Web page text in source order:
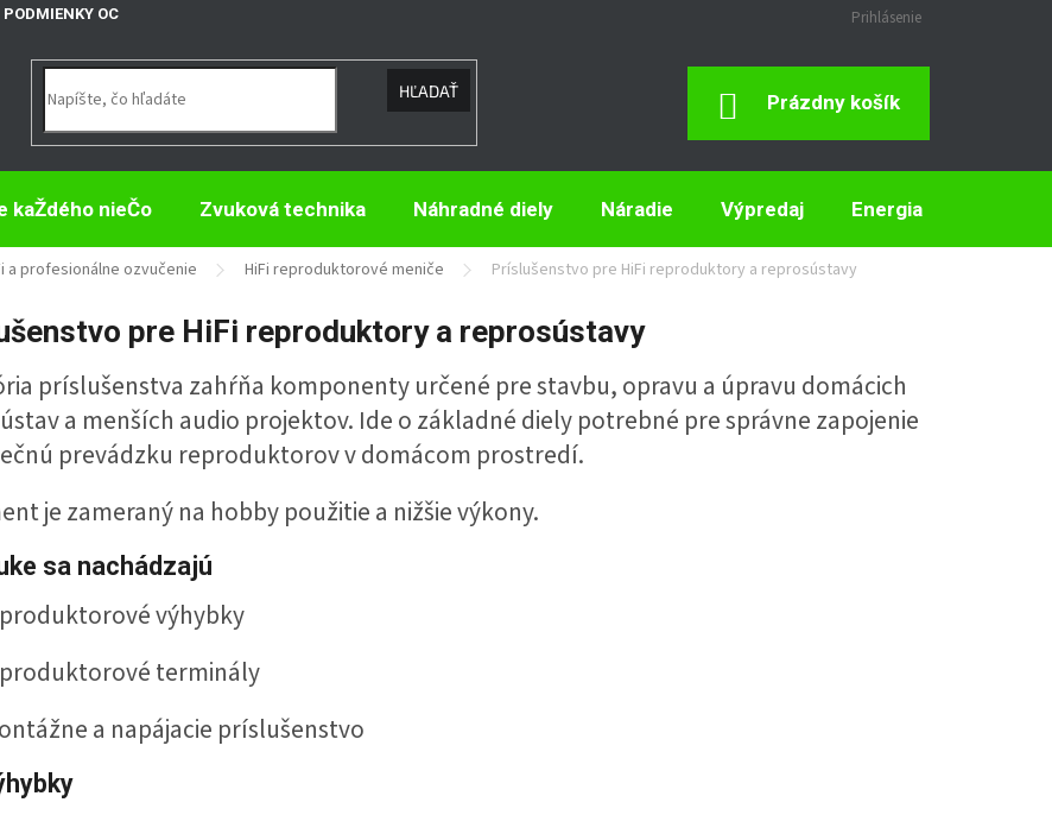
PODMIENKY OCHRANY OSOBNÝCH ÚDAJOV Prihlásenie
HĽADAŤ
Nákupný
Prázdny košík
kaŽdého nieČo Zvuková technika Náhradné diely Náradie Výpredaj Energia
a profesionálne ozvučenie HiFi reproduktorové meniče Príslušenstvo pre HiFi reproduktory a reprosústavy
pre HiFi reproduktory a reprosústavy
príslušenstva zahŕňa komponenty určené pre stavbu, opravu a úpravu domácich
a menších audio projektov. Ide o základné diely potrebné pre správne zapojenie
prevádzku reproduktorov v domácom prostredí.
je zameraný na hobby použitie a nižšie výkony.
sa nachádzajú
výhybky
terminály
a napájacie príslušenstvo